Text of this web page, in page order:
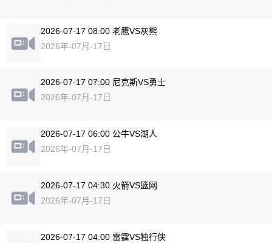
2026-07-17 08:00 老鹰VS灰熊
2026年-07月-17日
2026-07-17 07:00 尼克斯VS勇士
2026年-07月-17日
2026-07-17 06:00 公牛VS湖人
2026年-07月-17日
2026-07-17 04:30 火箭VS篮网
2026年-07月-17日
2026-07-17 04:00 雷霆VS独行侠